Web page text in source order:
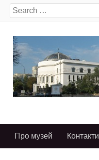
Search
for:
Про музей Контакти